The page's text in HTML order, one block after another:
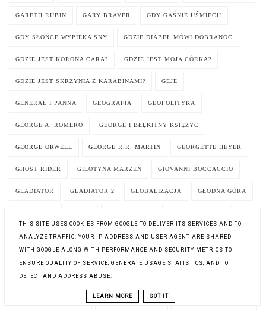
GARETH RUBIN GARY BRAVER GDY GAŚNIE UŚMIECH
GDY SŁOŃCE WYPIEKA SNY GDZIE DIABEŁ MÓWI DOBRANOC
GDZIE JEST KORONA CARA? GDZIE JEST MOJA CÓRKA?
GDZIE JEST SKRZYNIA Z KARABINAMI? GEJE
GENERAŁ I PANNA GEOGRAFIA GEOPOLITYKA
GEORGE A. ROMERO GEORGE I BŁĘKITNY KSIĘŻYC
GEORGE ORWELL GEORGE R.R. MARTIN GEORGETTE HEYER
GHOST RIDER GILOTYNA MARZEŃ GIOVANNI BOCCACCIO
GLADIATOR GLADIATOR 2 GLOBALIZACJA GŁODNA GÓRA
GÓRY IZERSKIE GRA GRAHAM MASTERTON GRANDA
GROMBELARDZKA LEGENDA
THIS SITE USES COOKIES FROM GOOGLE TO DELIVER ITS SERVICES AND TO
ANALYZE TRAFFIC. YOUR IP ADDRESS AND USER-AGENT ARE SHARED
WITH GOOGLE ALONG WITH PERFORMANCE AND SECURITY METRICS TO
ENSURE QUALITY OF SERVICE, GENERATE USAGE STATISTICS, AND TO
DETECT AND ADDRESS ABUSE.
LEARN MORE GOT IT